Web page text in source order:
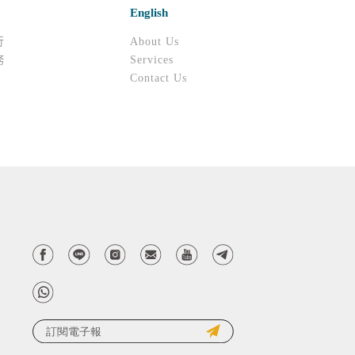
English
About Us
Services
Contact Us